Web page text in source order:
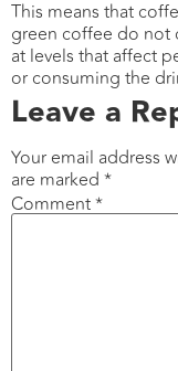
This means that
green coffee do not
at levels that affect
or consuming the
Leave a
Your email address
are marked *
Comment*